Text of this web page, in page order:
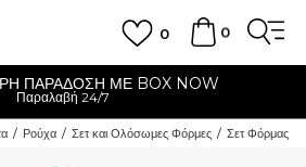
0
0
ΠΑΡΑΔΟΣΗ ΜΕ BOX NOW
Παραλαβή 24/7
Ρούχα Σετ και Ολόσωμες Φόρμες Σετ Φόρμας